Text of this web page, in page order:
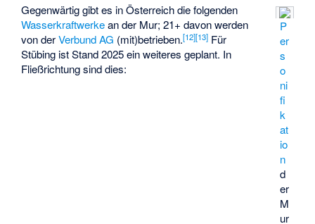
P
er
s
o
ni
fi
k
at
io
n
d
er
M
ur
Gegenwärtig gibt es in Österreich die folgenden
Wasserkraftwerkean der Mur; 21+ davon werden
von derVerbund AG (mit)betrieben.[12][13] Für
Stübing ist Stand 2025 ein weiteres geplant. In
Fließrichtung sind dies: